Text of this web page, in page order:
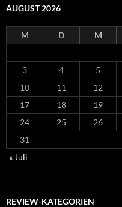
AUGUST 2026
M D M
3
4 5
10
11 12
17
18 19
24
25 26
31
« Juli
REVIEW-KATEGORIEN